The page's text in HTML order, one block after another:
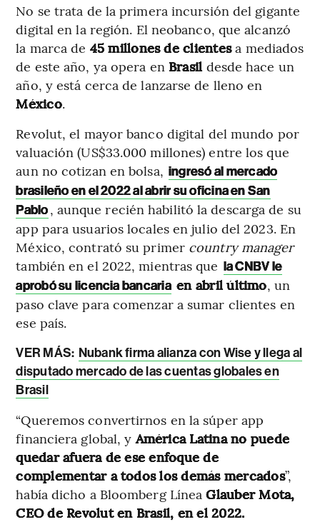
No se trata de la primera incursión del gigante
digital en la región. El neobanco, que alcanzó
la marca de 45 millones de clientesa mediados
de este año, ya opera en Brasil desde hace un
año, y está cerca de lanzarse de lleno en
México.
Revolut, el mayor banco digital del mundo por
valuación (US$33.000 millones) entre los que
aun no cotizan en bolsa, ingresó al mercado
brasileño en el 2022 al abrir su oficina en San
Pablo, aunque recién habilitó la descarga de su
app para usuarios locales en julio del 2023. En
México, contrató su primer country manager
también en el 2022, mientras que la CNBV le
aprobó su licencia bancaria en abril último, un
paso clave para comenzar a sumar clientes en
ese país.
VER MÁS: Nubank firma alianza con Wise y llega al
disputado mercado de las cuentas globales en
Brasil
“Queremos convertirnos en la súper app
financiera global, yAmérica Latina no puede
quedar afuera de ese enfoque de
complementar a todos los demás mercados”,
había dicho a Bloomberg LíneaGlauber Mota,
CEO de Revolut en Brasil, en el 2022.